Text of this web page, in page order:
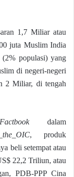
1,7 Miliar atau
juta Muslim India
populasi) yang
di negeri-negeri
2 Miliar, di tengah
dalam
, produk
beli setempat atau
22,2 Triliun, atau
PDB-PPP Cina